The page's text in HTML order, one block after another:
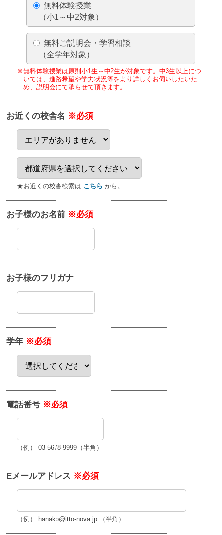
無料体験授業
（小1～中2対象）
無料ご説明会・学習相談
（全学年対象）
※無料体験授業は原則小1生～中2生が対象です。中3生以上につ
いては、進路希望や学力状況等をより詳しくお伺いしたいた
め、説明会にて承らせて頂きます。
お近くの校舎名 ※必須
★お近くの校舎検索は こちら から。
お子様のお名前 ※必須
お子様のフリガナ
学年 ※必須
電話番号 ※必須
（例） 03-5678-9999（半角）
Eメールアドレス ※必須
（例） hanako@itto-nova.jp （半角）